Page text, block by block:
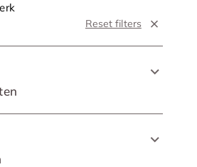
Reset filters